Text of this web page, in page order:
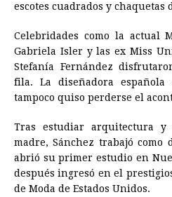
escotes cuadrados y chaquetas
Celebridades como la actual
Gabriela Isler y las ex Miss
Stefanía Fernández
fila. La diseñadora
tampoco quiso perderse el
Tras estudiar arquitectura
madre, Sánchez trabajó como
abrió su primer estudio en
después ingresó en el
de Moda de Estados Unidos.